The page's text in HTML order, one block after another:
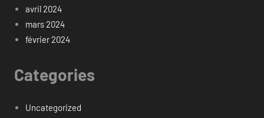
avril 2024
mars 2024
février 2024
Categories
Uncategorized